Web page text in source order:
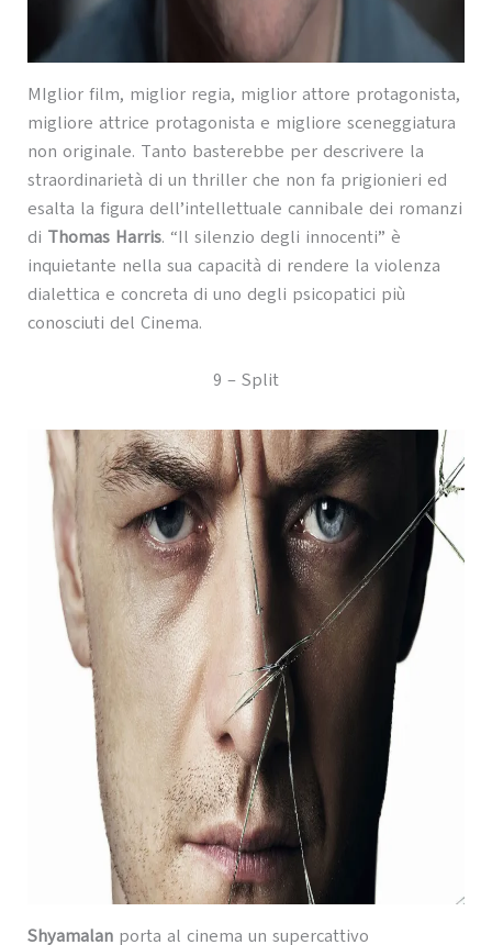
MIglior film, miglior regia, miglior attore protagonista,
migliore attrice protagonista e migliore sceneggiatura
non originale. Tanto basterebbe per descrivere la
straordinarietà di un thriller che non fa prigionieri ed
esalta la figura dell’intellettuale cannibale dei romanzi
di Thomas Harris. “Il silenzio degli innocenti” è
inquietante nella sua capacità di rendere la violenza
dialettica e concreta di uno degli psicopatici più
conosciuti del Cinema.
9 – Split
Shyamalanporta al cinema un supercattivo